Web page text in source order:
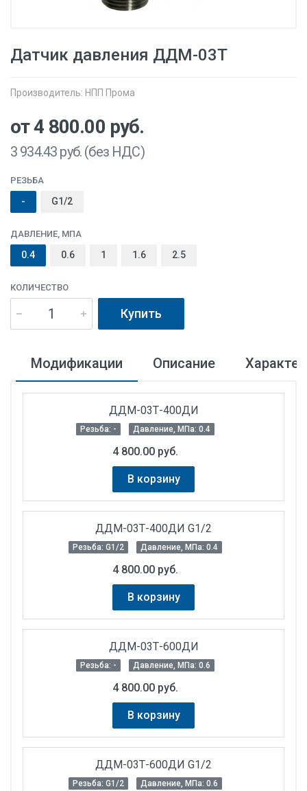
Датчик давления ДДМ-03Т
Производитель: НПП Прома
от 4 800.00 руб.
3 934.43 руб. (без НДС)
РЕЗЬБА
- G1/2
ДАВЛЕНИЕ, МПА
0.4 0.6 1 1.6 2.5
КОЛИЧЕСТВО
Купить
Модификации Описание
ДДМ-03Т-400ДИ
Резьба: - Давление, МПа: 0.4
4 800.00 руб.
В корзину
ДДМ-03Т-400ДИ G1/2
Резьба: G1/2 Давление, МПа: 0.4
4 800.00 руб.
В корзину
ДДМ-03Т-600ДИ
Резьба: - Давление, МПа: 0.6
4 800.00 руб.
В корзину
ДДМ-03Т-600ДИ G1/2
Резьба: G1/2 Давление, МПа: 0.6